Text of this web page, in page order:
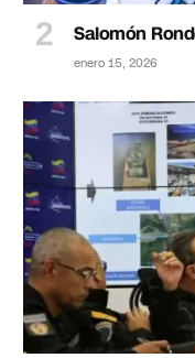
Salomón
enero 15, 2026